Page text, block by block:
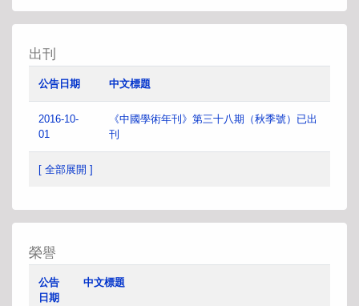
出刊
公告日期 中文標題
2016-10-
01
《中國學術年刊》第三十八期（秋季號）已出
刊
[ 全部展開 ]
榮譽
公告
日期
中文標題